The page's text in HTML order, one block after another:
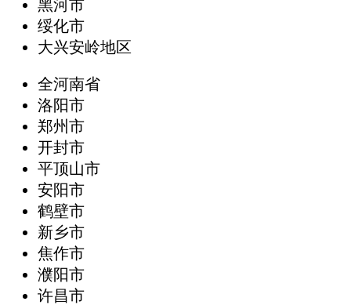
黑河市
绥化市
大兴安岭地区
全河南省
洛阳市
郑州市
开封市
平顶山市
安阳市
鹤壁市
新乡市
焦作市
濮阳市
许昌市